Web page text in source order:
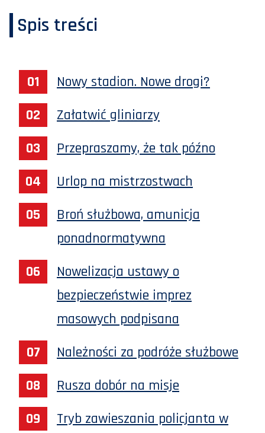
Spis treści
Nowy stadion. Nowe drogi?
Załatwić gliniarzy
Przepraszamy, że tak późno
Urlop na mistrzostwach
Broń służbowa, amunicja
ponadnormatywna
Nowelizacja ustawy o
bezpieczeństwie imprez
masowych podpisana
Należności za podróże służbowe
Rusza dobór na misje
Tryb zawieszania policjanta w